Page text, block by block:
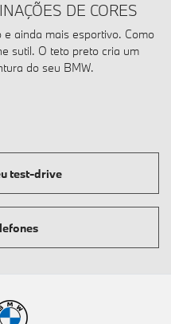
DE CORES
ainda mais esportivo. Como
sutil. O teto preto cria um
do seu BMW.
test-drive